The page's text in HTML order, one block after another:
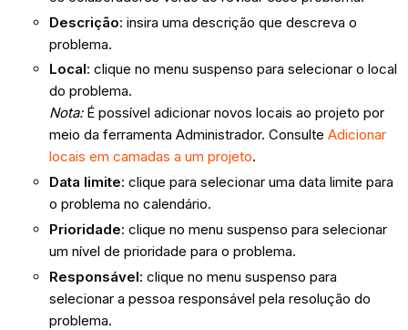
Descrição: insira uma descrição que descreva o
problema.
Local: clique no menu suspenso para selecionar o local
do problema.
Nota:É possível adicionar novos locais ao projeto por
meio da ferramenta Administrador. Consulte Adicionar
locais em camadas a um projeto.
Data limite: clique para selecionar uma data limite para
o problema no calendário.
Prioridade: clique no menu suspenso para selecionar
um nível de prioridade para o problema.
Responsável: clique no menu suspenso para
selecionar a pessoa responsável pela resolução do
problema.